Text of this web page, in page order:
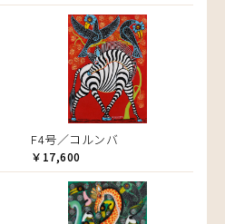
F4号／コルンバ
￥17,600